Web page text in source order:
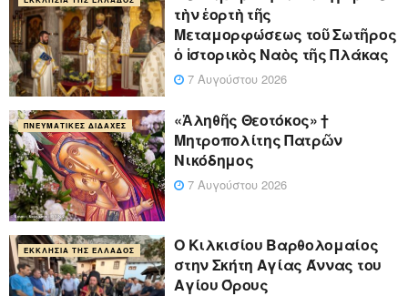
τὴν ἑορτὴ τῆς
Μεταμορφώσεως τοῦ Σωτῆρος
ὁ ἱστορικὸς Ναὸς τῆς Πλάκας
7 Αυγούστου 2026
ΠΝΕΥΜΑΤΙΚΈΣ ΔΙΔΑΧΈΣ
«Ἀληθῆς Θεοτόκος» †
Μητροπολίτης Πατρῶν
Νικόδημος
7 Αυγούστου 2026
ΕΚΚΛΗΣΊΑ ΤΗΣ ΕΛΛΆΔΟΣ
Ο Κιλκισίου Βαρθολομαίος
στην Σκήτη Αγίας Άννας του
Αγίου Όρους